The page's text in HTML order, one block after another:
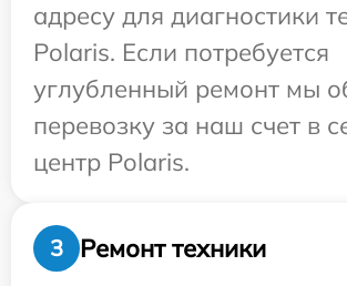
адресу для диагностики
Polaris. Если потребуется
углубленный ремонт мы
перевозку за наш счет в
центр Polaris.
3
Ремонт техники